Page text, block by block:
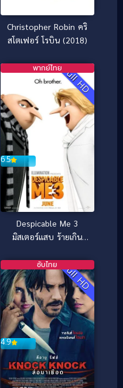
Christopher Robin คริ
สโตเฟอร์ โรบิน (2018)
Full HD
6.5
พากย์ไทย
Despicable Me 3
มิสเตอร์แสบ ร้ายเกิน
Full HD
4.9
ซับไทย